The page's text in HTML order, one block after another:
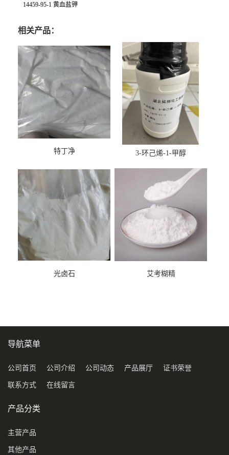
14459-95-1 黄血盐钾
相关产品：
特丁净 3-环己烯-1-甲醇
光卤石 艾考糊精
导航菜单
公司首页 公司介绍 公司动态 产品展厅 证书荣誉
联系方式 在线留言
产品分类
主营产品
其他产品